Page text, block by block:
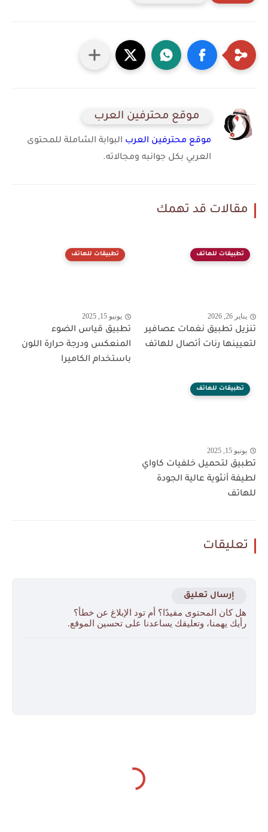
موقع محترفين العرب
موقع محترفين العرب البوابة الشاملة للمحتوى
العربي بكل جوانبه ومجالاته.
مقالات قد تهمك
تطبيقات للهاتف
يناير 26, 2026
تنزيل تطبيق نغمات عصافير
لتعيينها رنات أتصال للهاتف
تطبيقات للهاتف
يونيو 15, 2025
تطبيق قياس الضوء
المنعكس ودرجة حرارة اللون
باستخدام الكاميرا
تطبيقات للهاتف
يونيو 15, 2025
تطبيق لتحميل خلفيات كاواي
لطيفة أنثوية عالية الجودة
للهاتف
تعليقات
إرسال تعليق
هل كان المحتوى مفيدًا؟ أم تود الإبلاغ عن خطأ؟
رأيك يهمنا، وتعليقك يساعدنا على تحسين الموقع.